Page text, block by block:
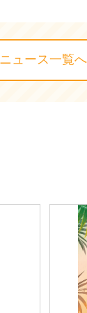
ュース一覧